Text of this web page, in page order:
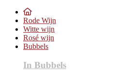
Rode Wijn
Witte wijn
Rosé wijn
Bubbels
In Bubbels